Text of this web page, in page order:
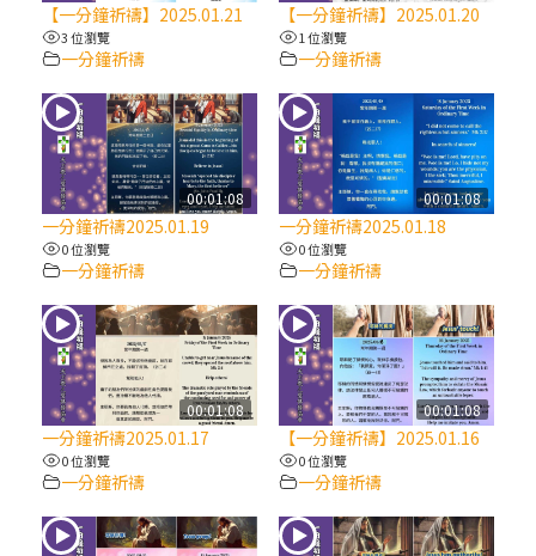
【信仰之旅】第八集：「耶穌為什麼降生到
人世」—高樂祈修女
2025/10/10【萬物讚頌頌歌 – 太陽與生態音
樂會】紀念聖方濟與已逝教宗方濟各（中）
2025/10/10【萬物讚頌頌歌 – 太陽與生態音
樂會】紀念聖方濟與已逝教宗方濟各（下）
2025/10/10【萬物讚頌頌歌 – 太陽與生態音
樂會】紀念聖方濟與已逝教宗方濟各（上）
(9完結)黃敏正主教帶你做【將臨期避靜】—
匝凱的「新生命」：利他與內化
降生成人與人同在＝「厄瑪努爾」
【一分鐘祈禱】2025.01.21
3 位瀏覽
一分鐘祈禱
【一分鐘祈禱】2025.01.20
1 位瀏覽
一分鐘祈禱
00:01:08
一分鐘祈禱2025.01.19
0 位瀏覽
一分鐘祈禱
00:01:08
一分鐘祈禱2025.01.18
0 位瀏覽
一分鐘祈禱
00:01:08
一分鐘祈禱2025.01.17
0 位瀏覽
一分鐘祈禱
00:01:08
【一分鐘祈禱】2025.01.16
0 位瀏覽
一分鐘祈禱